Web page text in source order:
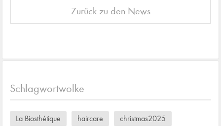
Zurück zu den News
Schlagwortwolke
La Biosthétique haircare christmas2025